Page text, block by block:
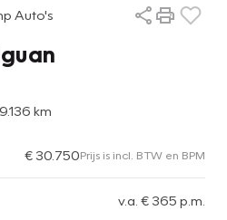
Auto's
km
€ 30.750Prijs is incl. BTW en BPM
v.a. € 365 p.m.